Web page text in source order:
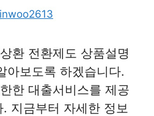
환 전환제도 상품설명
아보도록 하겠습니다.
한 대출서비스를 제공
지금부터 자세한 정보